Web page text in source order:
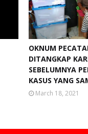
OKNUM
DITANGKAP
SEBELUMNYA
KASUS YANG
March 18, 2021